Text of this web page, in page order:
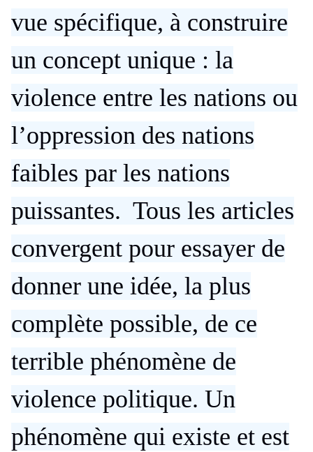
vue spécifique, à construire
un concept unique : la
violence entre les nations ou
l’oppression des nations
faibles par les nations
puissantes. Tous les articles
convergent pour essayer de
donner une idée, la plus
complète possible, de ce
terrible phénomène de
violence politique. Un
phénomène qui existe et est